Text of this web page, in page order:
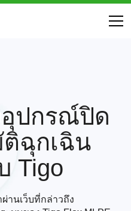
ปกรณ์ปิด
ฉุกเฉิน
Tigo
านเว็บที่กล่าวถึง